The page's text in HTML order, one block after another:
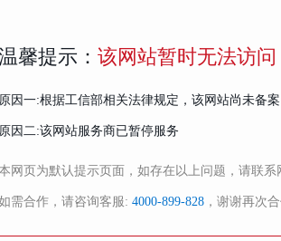
馨提示： 该网站暂时无法访问
因一:根据工信部相关法律规定，该网站尚未备案
因二:该网站服务商已暂停服务
网页为默认提示页面，如存在以上问题，请联系
需合作，请咨询客服: 4000-899-828 ，谢谢再次合